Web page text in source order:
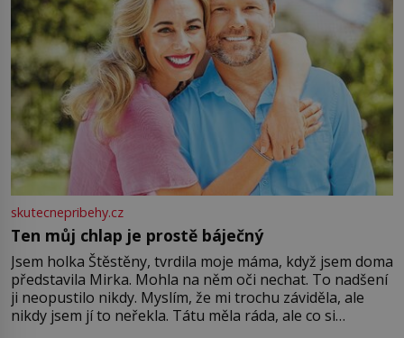
skutecnepribehy.cz
Ten můj chlap je prostě báječný
Jsem holka Štěstěny, tvrdila moje máma, když jsem doma
představila Mirka. Mohla na něm oči nechat. To nadšení
ji neopustilo nikdy. Myslím, že mi trochu záviděla, ale
nikdy jsem jí to neřekla. Tátu měla ráda, ale co si